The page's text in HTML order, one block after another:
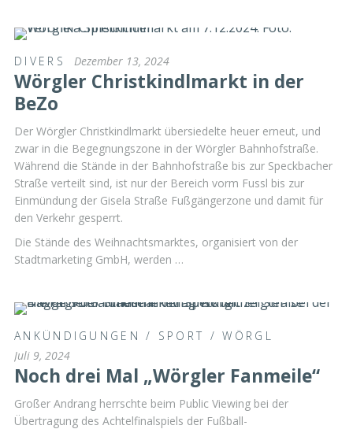
DIVERS Dezember 13, 2024
Wörgler Christkindlmarkt in der
BeZo
Der Wörgler Christkindlmarkt übersiedelte heuer erneut, und
zwar in die Begegnungszone in der Wörgler Bahnhofstraße.
Während die Stände in der Bahnhofstraße bis zur Speckbacher
Straße verteilt sind, ist nur der Bereich vorm Fussl bis zur
Einmündung der Gisela Straße Fußgängerzone und damit für
den Verkehr gesperrt.
Die Stände des Weihnachtsmarktes, organisiert von der
Stadtmarketing GmbH, werden …
ANKÜNDIGUNGEN / SPORT /WÖRGL
Juli 9, 2024
Noch drei Mal „Wörgler Fanmeile“
Großer Andrang herrschte beim Public Viewing bei der
Übertragung des Achtelfinalspiels der Fußball-